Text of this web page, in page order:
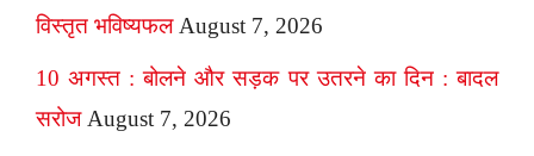
विस्तृत भविष्यफल August 7, 2026
10 अगस्त : बोलने और सड़क पर उतरने का दिन : बादल
सरोज August 7, 2026